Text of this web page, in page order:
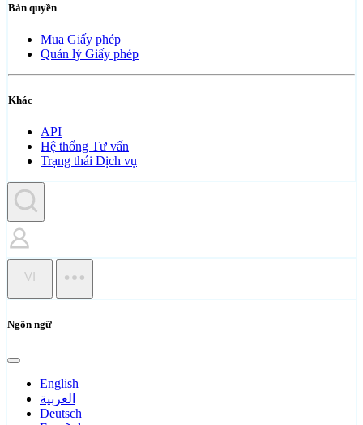
Bản quyền
Mua Giấy phép
Quản lý Giấy phép
Khác
API
Hệ thống Tư vấn
Trạng thái Dịch vụ
VI
Ngôn ngữ
English
العربية
Deutsch